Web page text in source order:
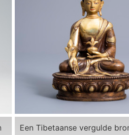
Een Tibetaanse vergulde